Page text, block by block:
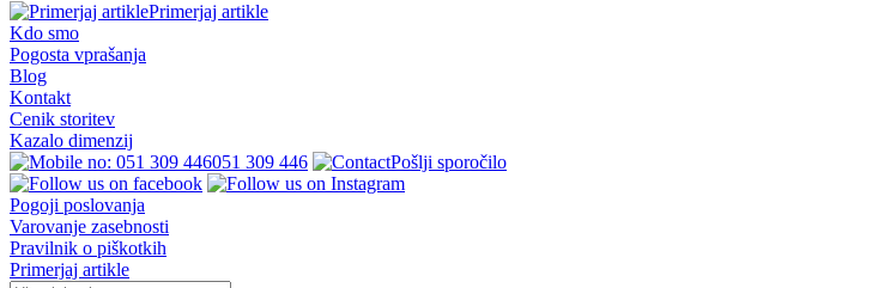
Primerjaj artikle
Kdo smo
Pogosta vprašanja
Blog
Kontakt
Cenik storitev
Kazalo dimenzij
051 309 446
Pošlji sporočilo
Pogoji poslovanja
Varovanje zasebnosti
Pravilnik o piškotkih
Primerjaj artikle